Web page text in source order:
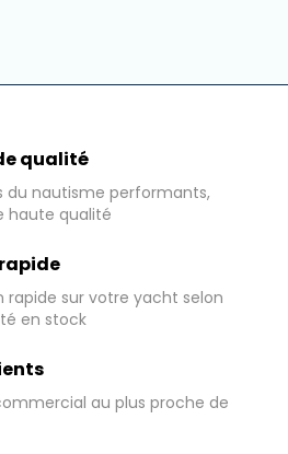
qualité
du nautisme performants,
haute qualité
rapide sur votre yacht selon
en stock
au plus proche de